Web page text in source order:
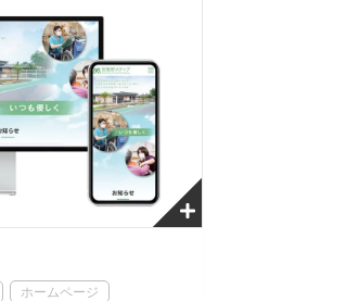
ホームページ